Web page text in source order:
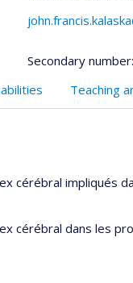
Secondary number:
Teaching
cérébral impliqués
cérébral dans les